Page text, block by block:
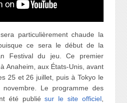
particulièrement chaude la
ce sera le début de la
Festival du jeu. Ce premier
Anaheim, aux États-Unis, avant
25 et 26 juillet, puis à Tokyo le
Le programme des
été publiésur le site officiel